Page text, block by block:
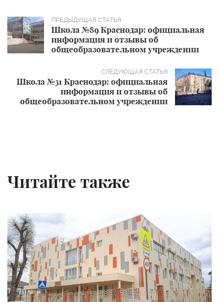
Школа №89 Краснодар: официальная
информация и отзывы об
общеобразовательном учреждении
Школа №31 Краснодар: официальная
информация и отзывы об
общеобразовательном учреждении
Читайте также